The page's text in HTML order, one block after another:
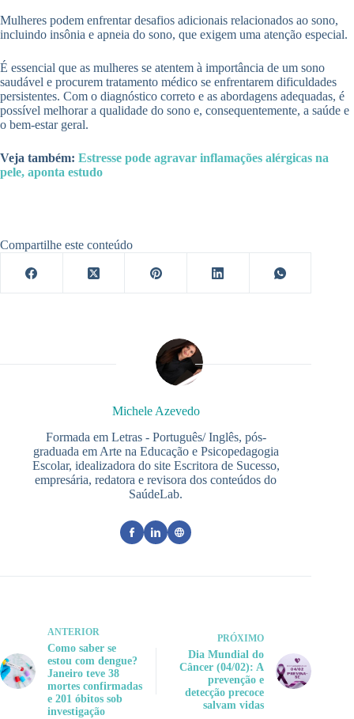
Mulheres podem enfrentar desafios adicionais relacionados ao sono,
incluindo insônia e apneia do sono, que exigem uma atenção especial.
É essencial que as mulheres se atentem à importância de um sono
saudável e procurem tratamento médico se enfrentarem dificuldades
persistentes. Com o diagnóstico correto e as abordagens adequadas, é
possível melhorar a qualidade do sono e, consequentemente, a saúde e
o bem-estar geral.
Veja também: Estresse pode agravar inflamações alérgicas na
pele, aponta estudo
Compartilhe este conteúdo
Michele Azevedo
Formada em Letras - Português/ Inglês, pós-
graduada em Arte na Educação e Psicopedagogia
Escolar, idealizadora do site Escritora de Sucesso,
empresária, redatora e revisora dos conteúdos do
SaúdeLab.
ANTERIOR
Como saber se
estou com dengue?
Janeiro teve 38
mortes confirmadas
e 201 óbitos sob
investigação
PRÓXIMO
Dia Mundial do
Câncer (04/02): A
prevenção e
detecção precoce
salvam vidas